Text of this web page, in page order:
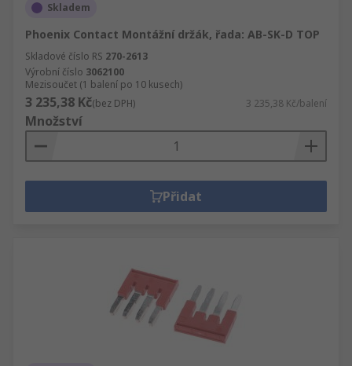
Skladem
Phoenix Contact Montážní držák, řada: AB-SK-D TOP
Skladové číslo RS 270-2613
Výrobní číslo 3062100
Mezisoučet (1 balení po 10 kusech)
3 235,38 Kč(bez DPH) 3 235,38 Kč/balení
Množství
Přidat